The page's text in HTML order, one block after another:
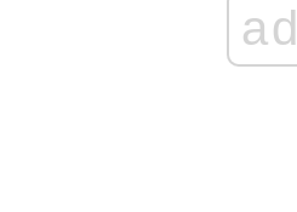
ad